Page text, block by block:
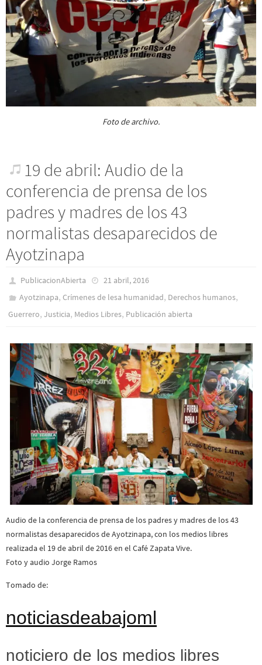
Foto de archivo.
19 de abril: Audio de la
conferencia de prensa de los
padres y madres de los 43
normalistas desaparecidos de
Ayotzinapa
PublicacionAbierta
21 abril, 2016
Ayotzinapa,Crímenes de lesa humanidad, Derechos humanos,
Guerrero, Justicia, Medios Libres, Publicación abierta
Audio de la conferencia de prensa de los padres y madres de los 43
normalistas desaparecidos de Ayotzinapa, con los medios libres
realizada el 19 de abril de 2016 en el Café Zapata Vive.
Foto y audio Jorge Ramos
Tomado de:
noticiasdeabajoml
noticiero de los medios libres